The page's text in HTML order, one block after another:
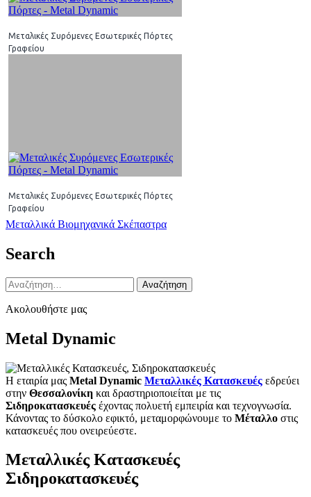
Μεταλικές Συρόμενες Εσωτερικές Πόρτες
Γραφείου
Μεταλικές Συρόμενες Εσωτερικές Πόρτες
Γραφείου
Πλοήγηση
άρθρων
Μεταλλικά Βιομηχανικά Σκέπαστρα
Search
Αναζήτηση
για:
Ακολουθήστε μας
Metal Dynamic
Η εταιρία μας Metal Dynamic Μεταλλικές Κατασκευές εδρεύει
στην Θεσσαλονίκη και δραστηριοποιείται με τις
Σιδηροκατασκευές έχοντας πολυετή εμπειρία και τεχνογνωσία.
Κάνοντας το δύσκολο εφικτό, μεταμορφώνουμε το Μέταλλο στις
κατασκευές που ονειρεύεστε.
Μεταλλικές Κατασκευές
Σιδηροκατασκευές